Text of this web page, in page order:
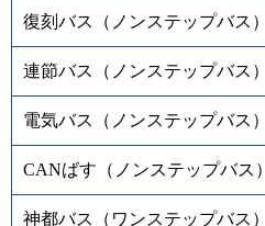
復刻バス（ノンステップバス）
連節バス（ノンステップバス）
電気バス（ノンステップバス）
CANばす（ノンステップバス）
神都バス（ワンステップバス）